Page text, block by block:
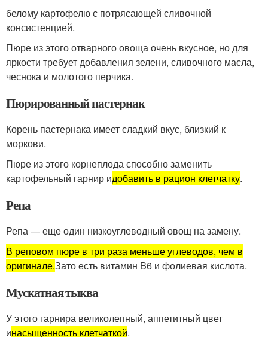
белому картофелю с потрясающей сливочной
консистенцией.
Пюре из этого отварного овоща очень вкусное, но для
яркости требует добавления зелени, сливочного масла,
чеснока и молотого перчика.
Пюрированный пастернак
Корень пастернака имеет сладкий вкус, близкий к
моркови.
Пюре из этого корнеплода способно заменить
картофельный гарнир идобавить в рацион клетчатку.
Репа
Репа — еще один низкоуглеводный овощ на замену.
В реповом пюре в три раза меньше углеводов, чем в
оригинале.Зато есть витамин B6 и фолиевая кислота.
Мускатная тыква
У этого гарнира великолепный, аппетитный цвет
инасыщенность клетчаткой.